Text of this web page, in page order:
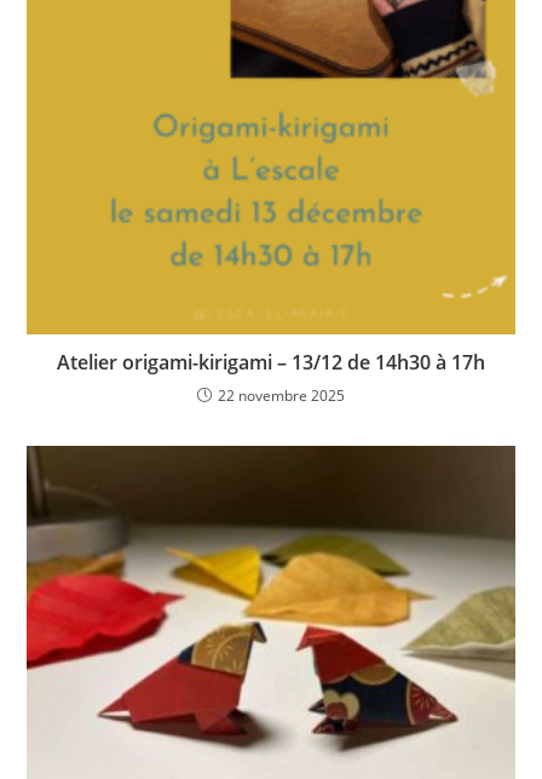
Atelier origami-kirigami – 13/12 de 14h30 à 17h
22 novembre 2025